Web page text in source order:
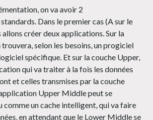
on va avoir 2
Dans le premier cas (A sur le
créer deux applications. Sur la
trouvera, selon les besoins, un progiciel
spécifique. Et sur la couche Upper,
qui va traiter à la fois les données
et celles transmises par la couche
Upper Middle peut se
comme un cache intelligent, qui va faire
en attendant que le Lower Middle se